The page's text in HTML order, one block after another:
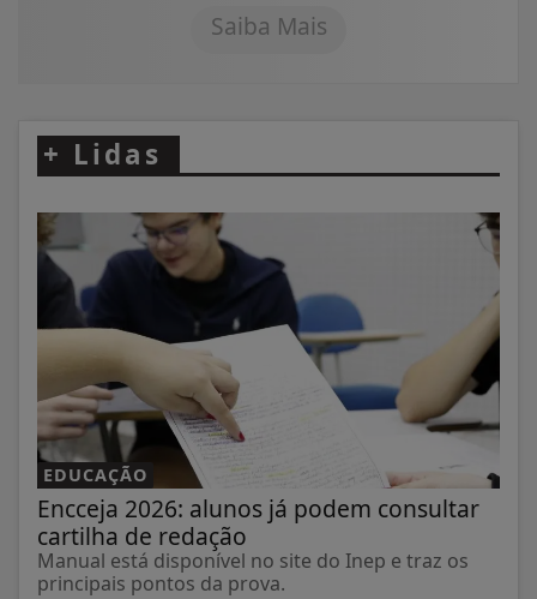
Saiba Mais
+ Lidas
EDUCAÇÃO
Encceja 2026: alunos já podem consultar
cartilha de redação
Manual está disponível no site do Inep e traz os
principais pontos da prova.